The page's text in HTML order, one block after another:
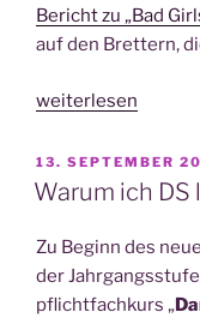
Bericht zu „Bad
auf den Bret­tern,
„Spiel
dem
Feu­
–
Pre­
view“
weiterlesen
VERÖFFENTLICHT
AM
13. SEPTEMBER
Warum ich DS
Zu Beginn des
der
pflicht­fach­kurs „